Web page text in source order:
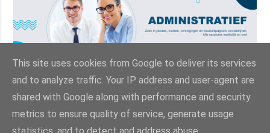
This site uses cookies from Google to deliver its services
and to analyze traffic. Your IP address and user-agent are
shared with Google along with performance and security
metrics to ensure quality of service, generate usage